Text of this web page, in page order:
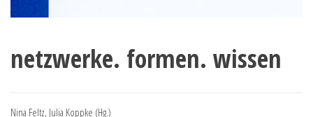
netzwerke. formen. wissen
Nina Feltz, Julia Koppke (Hg.)